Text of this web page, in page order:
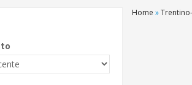
Home »